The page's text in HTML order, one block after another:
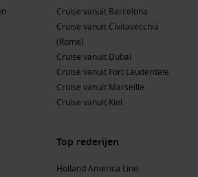
Warme maanden van 25-32°C,
en watersporten.
Temperaturen van 22-28°C
voor een rustige ontdekking van
Koelere temperaturen tussen
naar Coco Cay
Cruise vanuit Barcelona
Cruise vanuit Civitavecchia
(Rome)
Cruise vanuit Dubai
Cruise vanuit Fort Lauderdale
Cruise vanuit Marseille
Cruise vanuit Kiel
Top rederijen
Holland America Line